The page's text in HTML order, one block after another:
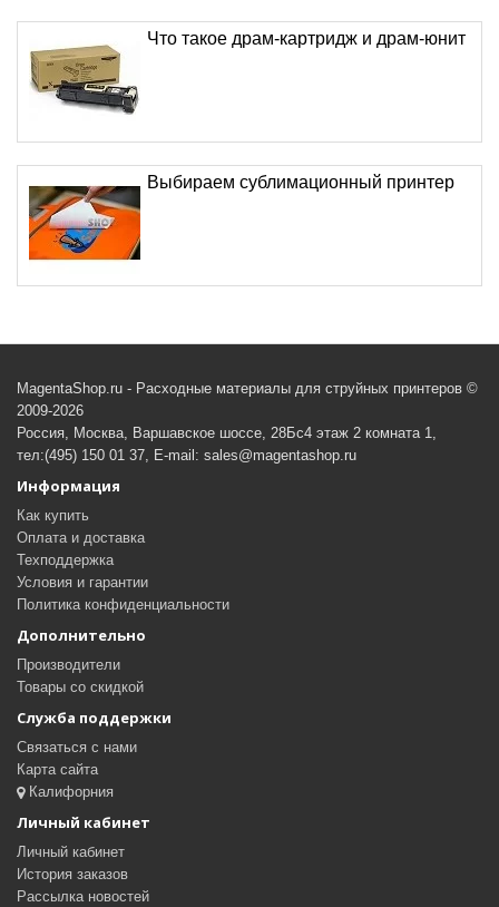
Что такое драм-картридж и драм-юнит
Выбираем сублимационный принтер
MagentaShop.ru - Расходные материалы для струйных принтеров ©
2009-2026
Россия, Москва, Варшавское шоссе, 28Бс4 этаж 2 комната 1,
тел:(495) 150 01 37, E-mail: sales@magentashop.ru
Информация
Как купить
Оплата и доставка
Техподдержка
Условия и гарантии
Политика конфиденциальности
Дополнительно
Производители
Товары со скидкой
Служба поддержки
Связаться с нами
Карта сайта
Калифорния
Личный кабинет
Личный кабинет
История заказов
Рассылка новостей